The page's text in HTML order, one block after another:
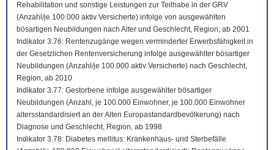
Rehabilitation und sonstige Leistungen zur Teilhabe in der GRV
(Anzahl/je 100.000 aktiv Versicherte) infolge von ausgewählten
bösartigen Neubildungen nach Alter und Geschlecht, Region, ab 2001
Indikator 3.76: Rentenzugänge wegen verminderter Erwerbsfähigkeit in
der Gesetzlichen Rentenversicherung infolge ausgewählter bösartiger
Neubildungen (Anzahl/je 100.000 aktiv Versicherte) nach Geschlecht,
Region, ab 2010
Indikator 3.77: Gestorbene infolge ausgewählter bösartiger
Neubildungen (Anzahl, je 100.000 Einwohner, je 100.000 Einwohner
altersstandardisiert an der Alten Europastandardbevölkerung) nach
Diagnose und Geschlecht, Region, ab 1998
Indikator 3.78: Diabetes mellitus: Krankenhaus- und Sterbefälle